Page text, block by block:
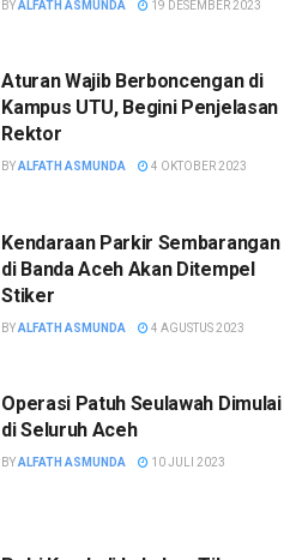
BYALFATH ASMUNDA 19 DESEMBER 2023
Aturan Wajib Berboncengan di
Kampus UTU, Begini Penjelasan
Rektor
BYALFATH ASMUNDA 4 OKTOBER 2023
Kendaraan Parkir Sembarangan
di Banda Aceh Akan Ditempel
Stiker
BYALFATH ASMUNDA 4 AGUSTUS 2023
Operasi Patuh Seulawah Dimulai
di Seluruh Aceh
BYALFATH ASMUNDA 10 JULI 2023